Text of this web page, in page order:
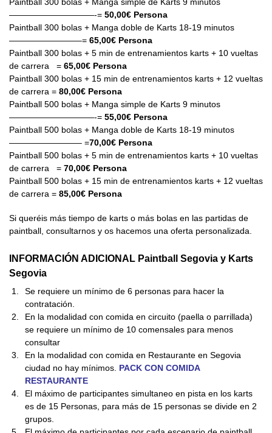
——————————-= 50,00€ Persona
Paintball 300 bolas + Manga doble de Karts 18-19 minutos
————————–= 65,00€ Persona
Paintball 300 bolas + 5 min de entrenamientos karts + 10 vueltas
de carrera = 65,00€ Persona
Paintball 300 bolas + 15 min de entrenamientos karts + 12 vueltas
de carrera = 80,00€ Persona
Paintball 500 bolas + Manga simple de Karts 9 minutos
——————————-= 55,00€ Persona
Paintball 500 bolas + Manga doble de Karts 18-19 minutos
————————– =70,00€ Persona
Paintball 500 bolas + 5 min de entrenamientos karts + 10 vueltas
de carrera = 70,00€ Persona
Paintball 500 bolas + 15 min de entrenamientos karts + 12 vueltas
de carrera = 85,00€ Persona
Si queréis más tiempo de karts o más bolas en las partidas de
paintball, consultarnos y os hacemos una oferta personalizada.
INFORMACIÓN ADICIONAL Paintball Segovia y Karts
Segovia
Se requiere un mínimo de 6 personas para hacer la
contratación.
En la modalidad con comida en circuito (paella o parrillada)
se requiere un mínimo de 10 comensales para menos
consultar
En la modalidad con comida en Restaurante en Segovia
ciudad no hay mínimos. PACK CON COMIDA
RESTAURANTE
El máximo de participantes simultaneo en pista en los karts
es de 15 Personas, para más de 15 personas se divide en 2
grupos.